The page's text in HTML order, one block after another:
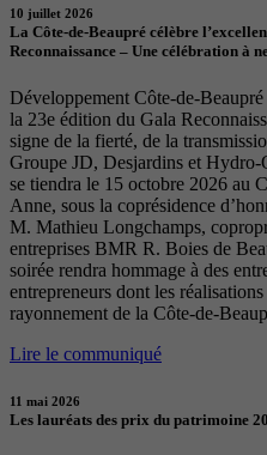
10 juillet 2026
La Côte-de-Beaupré célèbre
Reconnaissance – Une célébration à
Développement Côte-de-
la 23e édition du Gala
signe de la fierté, de la
Groupe JD, Desjardins et Hydro-
se tiendra le 15 octobre 2026 au
Anne, sous la coprésidence
M. Mathieu Longchamps,
entreprises BMR R. Boies de
soirée rendra hommage à des
entrepreneurs dont les
rayonnement de la Côte-de-
Lire le communiqué
11 mai 2026
Les lauréats des prix du patrimoine